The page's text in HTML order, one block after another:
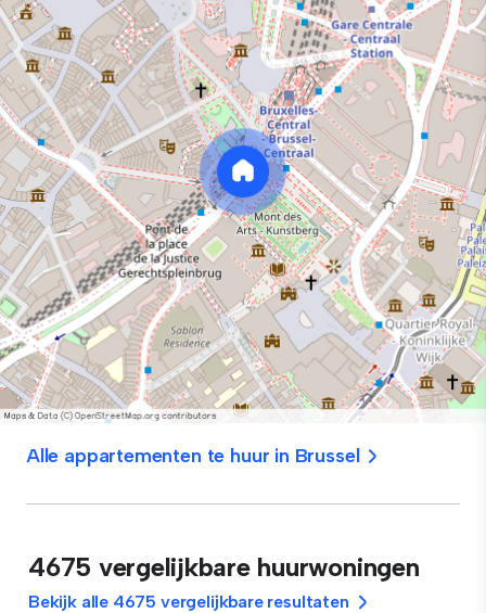
Alle appartementen te huur in Brussel
4675 vergelijkbare huurwoningen
Bekijk alle 4675 vergelijkbare resultaten